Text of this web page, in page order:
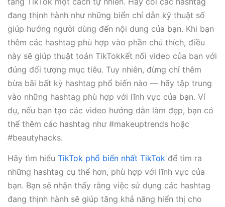
đang thịnh hành như những biển chỉ dẫn kỹ thuật số
giúp hướng người dùng đến nội dung của bạn. Khi bạn
thêm các hashtag phù hợp vào phần chú thích, điều
này sẽ giúp thuật toán TikTokkết nối video của bạn với
đúng đối tượng mục tiêu. Tuy nhiên, đừng chỉ thêm
bừa bãi bất kỳ hashtag phổ biến nào — hãy tập trung
vào những hashtag phù hợp với lĩnh vực của bạn. Ví
dụ, nếu bạn tạo các video hướng dẫn làm đẹp, bạn có
thể thêm các hashtag như #makeuptrends hoặc
#beautyhacks.
Hãy tìm hiểu TikTok phổ biến nhất TikTok để tìm ra
những hashtag cụ thể hơn, phù hợp với lĩnh vực của
bạn. Bạn sẽ nhận thấy rằng việc sử dụng các hashtag
đang thịnh hành sẽ giúp tăng khả năng hiển thị cho